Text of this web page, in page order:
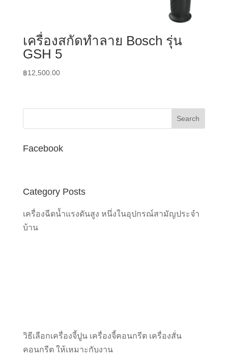
เครื่องสกัดทำลาย Bosch รุ่น
GSH 5
฿12,500.00
Facebook
Category Posts
เครื่องฉีดน้ำแรงดันสูง หนึ่งในอุปกรณ์สามัญประจำ
บ้าน
วิธีเลือกเครื่องจี้ปูน เครื่องจี้คอนกรีต เครื่องสั่น
คอนกรีต ให้เหมาะกับงาน